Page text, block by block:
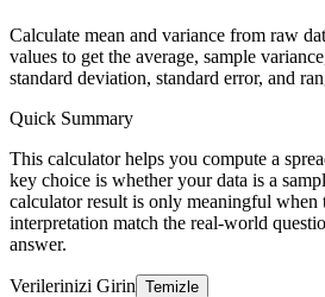
Calculate mean and variance from raw
values to get the average, sample
standard deviation, standard error, and
Quick Summary
This calculator helps you compute a
key choice is whether your data is a
calculator result is only meaningful when
interpretation match the real-world
answer.
Verilerinizi Girin Temizle